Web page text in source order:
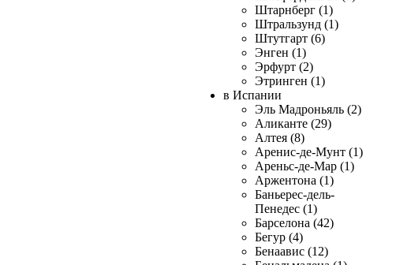
Штарнберг (1)
Штральзунд (1)
Штутгарт (6)
Энген (1)
Эрфурт (2)
Этринген (1)
в Испании
Эль Мадроньяль (2)
Аликанте (29)
Алтея (8)
Аренис-де-Мунт (1)
Ареньс-де-Мар (1)
Аржентона (1)
Баньерес-дель-
Пенедес (1)
Барселона (42)
Бегур (4)
Бенаавис (12)